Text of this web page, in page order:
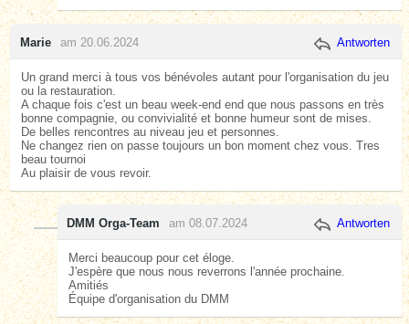
Marie am 20.06.2024 Antworten
Un grand merci à tous vos bénévoles autant pour l'organisation du jeu
ou la restauration.
A chaque fois c'est un beau week-end end que nous passons en très
bonne compagnie, ou convivialité et bonne humeur sont de mises.
De belles rencontres au niveau jeu et personnes.
Ne changez rien on passe toujours un bon moment chez vous. Tres
beau tournoi
Au plaisir de vous revoir.
DMM Orga-Team am 08.07.2024 Antworten
Merci beaucoup pour cet éloge.
J'espère que nous nous reverrons l'année prochaine.
Amitiés
Équipe d'organisation du DMM